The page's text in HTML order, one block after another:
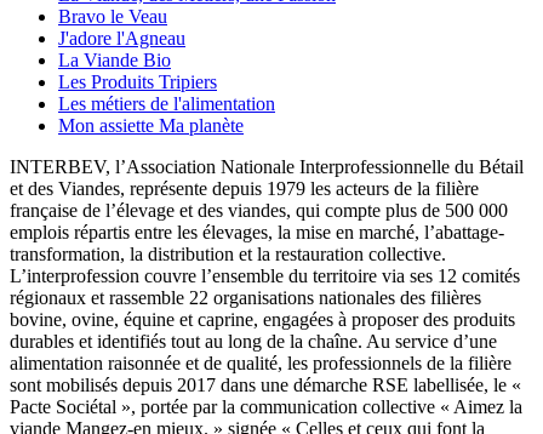
Bravo le Veau
J'adore l'Agneau
La Viande Bio
Les Produits Tripiers
Les métiers de l'alimentation
Mon assiette Ma planète
INTERBEV, l’Association Nationale Interprofessionnelle du Bétail
et des Viandes, représente depuis 1979 les acteurs de la filière
française de l’élevage et des viandes, qui compte plus de 500 000
emplois répartis entre les élevages, la mise en marché, l’abattage-
transformation, la distribution et la restauration collective.
L’interprofession couvre l’ensemble du territoire via ses 12 comités
régionaux et rassemble 22 organisations nationales des filières
bovine, ovine, équine et caprine, engagées à proposer des produits
durables et identifiés tout au long de la chaîne. Au service d’une
alimentation raisonnée et de qualité, les professionnels de la filière
sont mobilisés depuis 2017 dans une démarche RSE labellisée, le «
Pacte Sociétal », portée par la communication collective « Aimez la
viande Mangez-en mieux. » signée « Celles et ceux qui font la